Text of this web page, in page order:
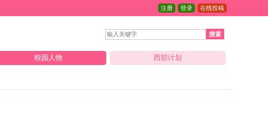
注册 登录 在线投稿
搜索
校园人物 西部计划